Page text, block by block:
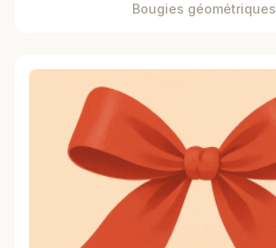
Bougies géométriques